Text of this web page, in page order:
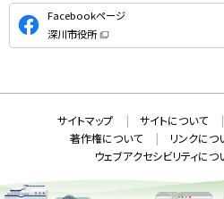
公
式
S
Facebookページ
深川市役所
（
ン
で
開
き
ま
す
メ報
サイトマップ サイトについて
著作権について
リンクにつ
ウェブアクセシビリティにつ